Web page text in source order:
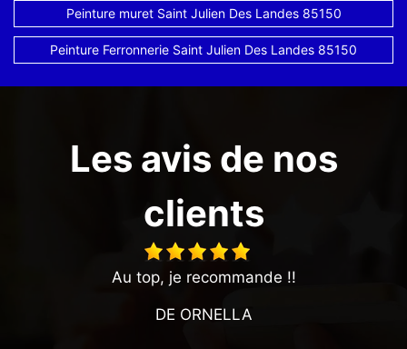
Peinture muret Saint Julien Des Landes 85150
Peinture Ferronnerie Saint Julien Des Landes 85150
Les avis de nos
clients
Au top, je recommande !!
DE ORNELLA